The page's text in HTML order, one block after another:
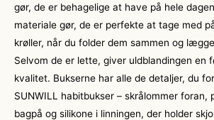
gør, de er behagelige at have på hele
materiale gør, de er perfekte at tage med
krøller, når du folder dem sammen og
Selvom de er lette, giver uldblandingen en
kvalitet. Bukserne har alle de detaljer, du
SUNWILL habitbukser – skrålommer foran,
bagpå og silikone i linningen, der holder